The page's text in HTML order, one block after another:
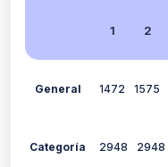
1
2
General 1472 1575
Categoría 2948 2948